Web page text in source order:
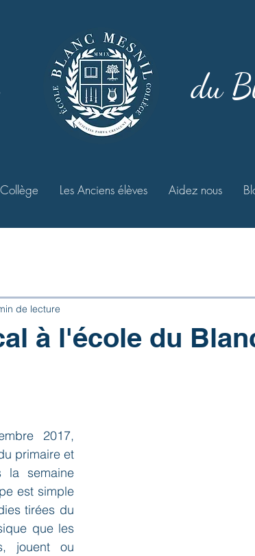
du
Collège Les Anciens élèves Aidez nous
à l'école du
de lecture
2017,
primaire et
la semaine
est simple
tirées du
que les
jouent ou